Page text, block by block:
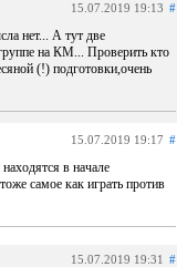
15.07.2019 19:13 #
нет... А тут две
на КМ... Проверить кто
(!) подготовки,очень
15.07.2019 19:17 #
в начале
самое как играть против
15.07.2019 19:31 #